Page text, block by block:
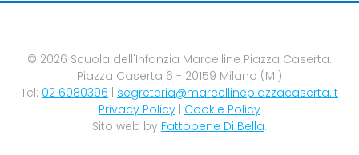
© 2026 Scuola dell'Infanzia Marcelline Piazza Caserta.
Piazza Caserta 6 - 20159 Milano (MI)
Tel: 02 6080396
segreteria@marcellinepiazzacaserta.it
Privacy Policy Cookie Policy
Sito web by Fattobene Di Bella.